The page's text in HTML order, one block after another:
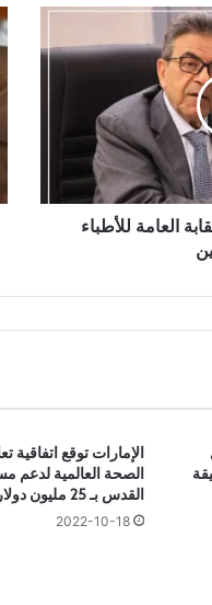
العامة للأطباء
ح
ق
إ
ا
م
ا
ل
آ
الإمارات توقع اتفاقية
الصحة العالمية
القدس بـ 25 مليون دولار
2022-10-18